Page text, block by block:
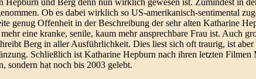
und Berg denn nun wirklich gewesen ist. Zumindest in
Ob es dabei wirklich so US-amerikanisch-sentimental
genug Offenheit in der Beschreibung der sehr alten Katharine
eine kranke, senile, kaum mehr ansprechbare Frau ist. Auch
Berg in aller Ausführlichkeit. Dies liest sich oft traurig, ist
Schließlich ist Katharine Hepburn nach ihren letzten Filmen
sondern hat noch bis 2003 gelebt.